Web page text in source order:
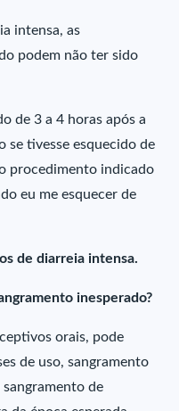
intensa, as
podem não ter sido
de 3 a 4 horas após a
se tivesse esquecido de
procedimento indicado
eu me esquecer de
de diarreia intensa.
inesperado?
orais, pode
de uso, sangramento
de